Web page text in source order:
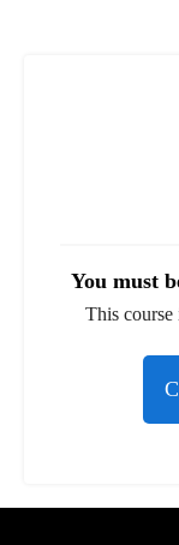
You must
This course